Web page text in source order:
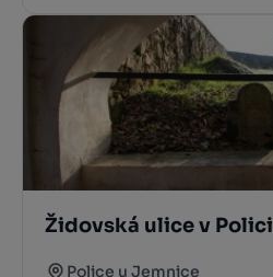
Židovská ulice v Polici
Police u Jemnice